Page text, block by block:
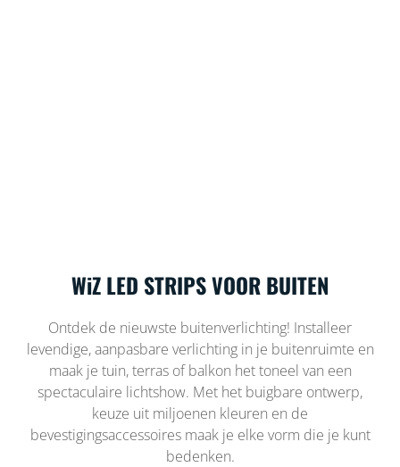
WiZ LED STRIPS VOOR BUITEN
Ontdek de nieuwste buitenverlichting! Installeer
levendige, aanpasbare verlichting in je buitenruimte en
maak je tuin, terras of balkon het toneel van een
spectaculaire lichtshow. Met het buigbare ontwerp,
keuze uit miljoenen kleuren en de
bevestigingsaccessoires maak je elke vorm die je kunt
bedenken.